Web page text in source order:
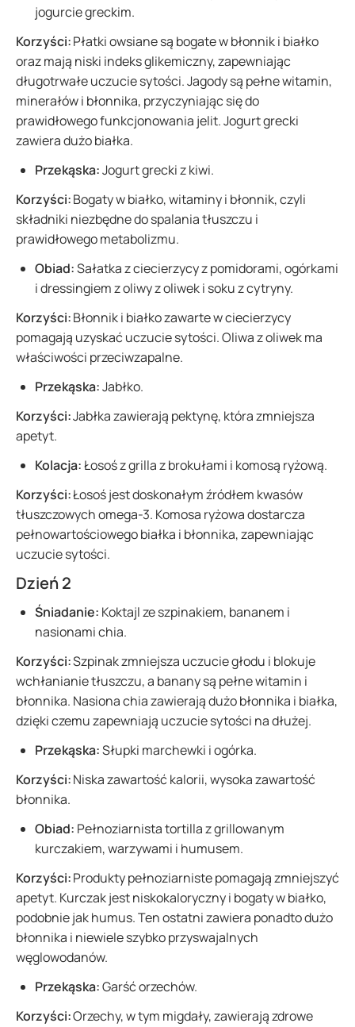
jogurcie greckim.
Korzyści:Płatki owsiane są bogate w błonnik i białko
oraz mają niski indeks glikemiczny, zapewniając
długotrwałe uczucie sytości. Jagody są pełne witamin,
minerałów i błonnika, przyczyniając się do
prawidłowego funkcjonowania jelit. Jogurt grecki
zawiera dużo białka.
Przekąska:Jogurt grecki z kiwi.
Korzyści:Bogaty w białko, witaminy i błonnik, czyli
składniki niezbędne do spalania tłuszczu i
prawidłowego metabolizmu.
Obiad:Sałatka z ciecierzycy z pomidorami, ogórkami
i dressingiem z oliwy z oliwek i soku z cytryny.
Korzyści:Błonnik i białko zawarte w ciecierzycy
pomagają uzyskać uczucie sytości. Oliwa z oliwek ma
właściwości przeciwzapalne.
Przekąska:Jabłko.
Korzyści:Jabłka zawierają pektynę, która zmniejsza
apetyt.
Kolacja:Łosoś z grilla z brokułami i komosą ryżową.
Korzyści:Łosoś jest doskonałym źródłem kwasów
tłuszczowych omega-3. Komosa ryżowa dostarcza
pełnowartościowego białka i błonnika, zapewniając
uczucie sytości.
Dzień 2
Śniadanie: Koktajl ze szpinakiem, bananem i
nasionami chia.
Korzyści:Szpinak zmniejsza uczucie głodu i blokuje
wchłanianie tłuszczu, a banany są pełne witamin i
błonnika. Nasiona chia zawierają dużo błonnika i białka,
dzięki czemu zapewniają uczucie sytości na dłużej.
Przekąska:Słupki marchewki i ogórka.
Korzyści:Niska zawartość kalorii, wysoka zawartość
błonnika.
Obiad: Pełnoziarnista tortilla z grillowanym
kurczakiem, warzywami i humusem.
Korzyści:Produkty pełnoziarniste pomagają zmniejszyć
apetyt. Kurczak jest niskokaloryczny i bogaty w białko,
podobnie jak humus. Ten ostatni zawiera ponadto dużo
błonnika i niewiele szybko przyswajalnych
węglowodanów.
Przekąska:Garść orzechów.
Korzyści:Orzechy, w tym migdały, zawierają zdrowe